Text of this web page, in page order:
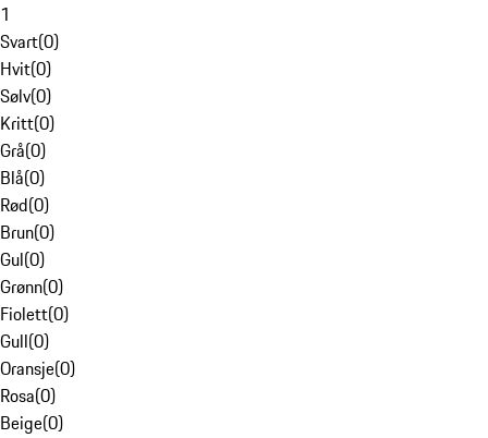
1
Svart(0)
Hvit(0)
Sølv(0)
Kritt(0)
Grå(0)
Blå(0)
Rød(0)
Brun(0)
Gul(0)
Grønn(0)
Fiolett(0)
Gull(0)
Oransje(0)
Rosa(0)
Beige(0)